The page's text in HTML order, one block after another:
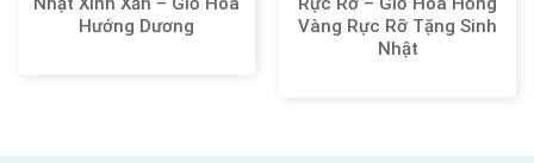
Hướng Dương
Vàng Rực Rỡ Tặng Sinh
Nhật